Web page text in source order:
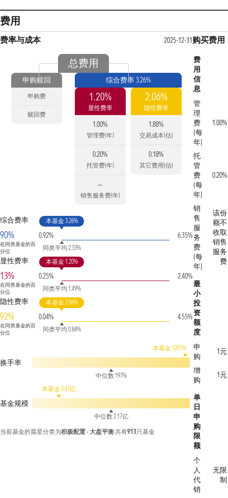
费用
费率与成本 2025-12-31
总费用
申购赎回
申购费
赎回费
综合费率 3.26%
1.20%
显性费率
1.00%
管理费(年)
0.20%
托管费(年)
—
销售服务费(年)
2.06%
隐性费率
1.88%
交易成本(估)
0.18%
其它费用(估)
综合费率
90%
在同类基金的百
分位
0.92%
本基金 3.26%
同类平均 2.33%
6.35%
显性费率
13%
在同类基金的百
分位
0.25%
本基金 1.20%
同类平均 1.49%
2.40%
隐性费率
92%
在同类基金的百
分位
0.04%
本基金 2.06%
同类平均 0.84%
4.55%
换手率
本基金 1201%
中位数 197%
基金规模
本基金 0.47亿
中位数 2.17亿
当前基金的晨星分类为积极配置 - 大盘平衡共有913只基金
购买费用
费
用
信
息
管
理
费
(每
年)
1.00%
托
管
费
(每
年)
0.20%
销
售
服
务
费
(每
年)
该份
额不
收取
销售
服务
费
最
小
投
资
额
度
申
购
1元
增
购
1元
单
日
申
购
限
额
个
人
代
销
无限
制